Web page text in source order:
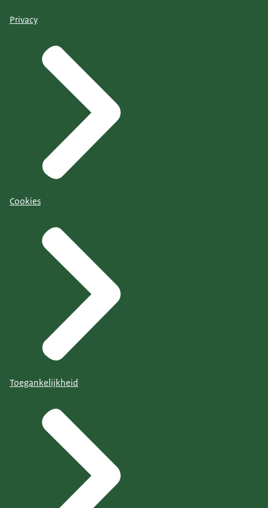
Privacy
Cookies
Toegankelijkheid